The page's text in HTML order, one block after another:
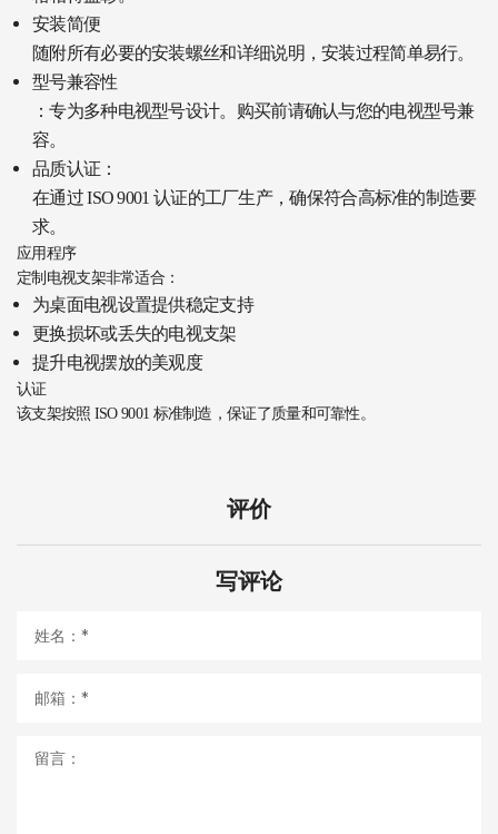
安装简便
随附所有必要的安装螺丝和详细说明，安装过程简单易行。
型号兼容性
：专为多种电视型号设计。购买前请确认与您的电视型号兼
容。
品质认证：
在通过 ISO 9001 认证的工厂生产，确保符合高标准的制造要
求。
应用程序
定制电视支架非常适合：
为桌面电视设置提供稳定支持
更换损坏或丢失的电视支架
提升电视摆放的美观度
认证
该支架按照 ISO 9001 标准制造，保证了质量和可靠性。
评价
写评论